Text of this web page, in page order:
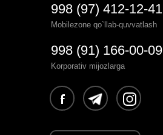
998 (97) 412-12-41
Mobilezone qo`llab-quvvatlash
998 (91) 166-00-09
Korporativ mijozlarga